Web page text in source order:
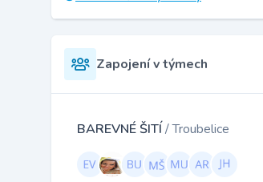
Zapojení v týmech
BAREVNÉ ŠITÍ / Troubelice